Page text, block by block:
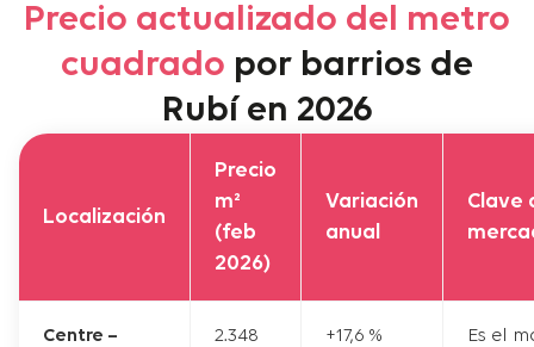
Precio actualizado del metro
cuadrado por barrios de
Rubí en 2026
Localización
Precio
m²
(feb
2026)
Variación
anual
Clave
Centre –
2.348
+17,6 %
Es el